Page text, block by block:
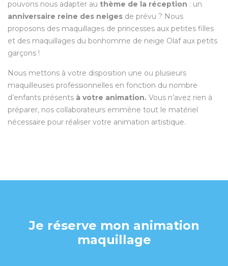
pouvons nous adapter au thème de la réception : un
anniversaire reine des neiges de prévu ? Nous
proposons des maquillages de princesses aux petites filles
et des maquillages du bonhomme de neige Olaf aux petits
garçons !
Nous mettons à votre disposition une ou plusieurs
maquilleuses professionnelles en fonction du nombre
d’enfants présents à votre animation. Vous n’avez rien à
préparer, nos collaborateurs emmène tout le matériel
nécessaire pour réaliser votre animation artistique.
Je réserve mon animation
maquillage